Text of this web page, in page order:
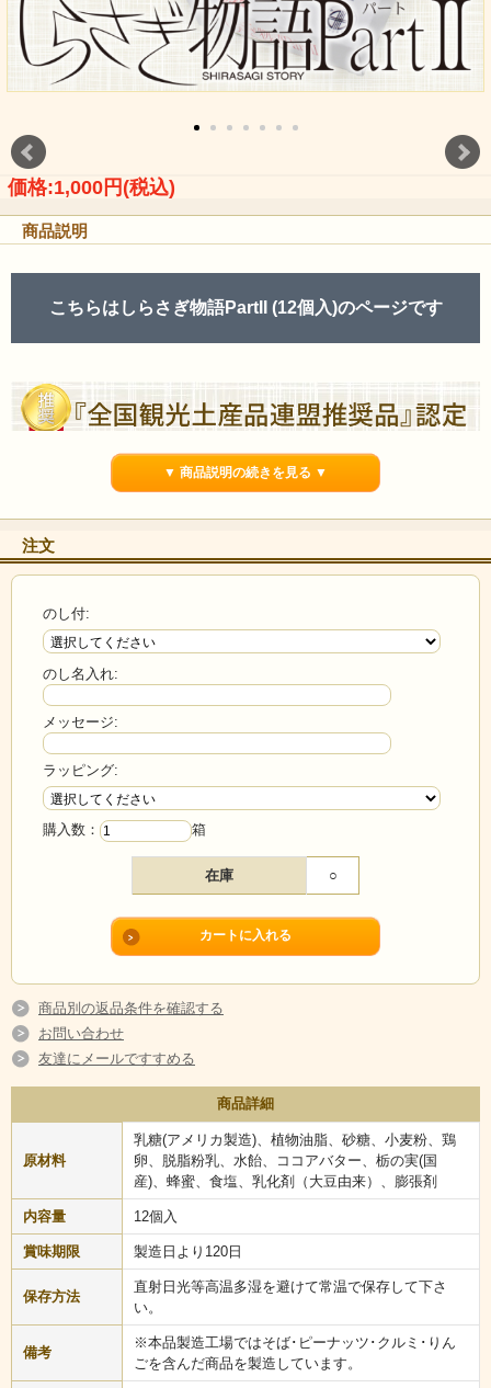
価格:1,000円(税込)
商品説明
こちらはしらさぎ物語PartII (12個入)のページです
▼ 商品説明の続きを見る ▼
注文
のし付:
のし名入れ:
メッセージ:
ラッピング:
購入数： 箱
在庫 ○
商品別の返品条件を確認する
お問い合わせ
友達にメールですすめる
商品詳細
原材料
乳糖(アメリカ製造)、植物油脂、砂糖、小麦粉、鶏
卵、脱脂粉乳、水飴、ココアバター、栃の実(国
産)、蜂蜜、食塩、乳化剤（大豆由来）、膨張剤
内容量 12個入
賞味期限 製造日より120日
保存方法
直射日光等高温多湿を避けて常温で保存して下さ
い。
備考
※本品製造工場ではそば･ピーナッツ･クルミ･りん
ごを含んだ商品を製造しています。